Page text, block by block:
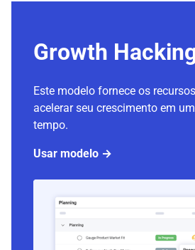
Growth
Este modelo fornece os
acelerar seu crescimento em
tempo.
Usar modelo →